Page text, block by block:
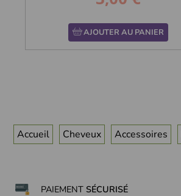
AJOUTER AU PANIER
Accueil Cheveux Accessoires
PAIEMENT SÉCURISÉ